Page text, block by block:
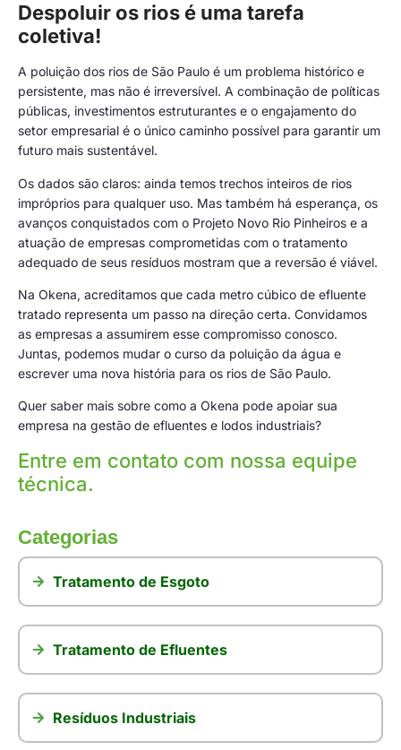
Despoluir os rios é uma tarefa
coletiva!
A poluição dos rios de São Paulo é um problema histórico e
persistente, mas não é irreversível. A combinação de políticas
públicas, investimentos estruturantes e o engajamento do
setor empresarial é o único caminho possível para garantir um
futuro mais sustentável.
Os dados são claros: ainda temos trechos inteiros de rios
impróprios para qualquer uso. Mas também há esperança, os
avanços conquistados com o Projeto Novo Rio Pinheiros e a
atuação de empresas comprometidas com o tratamento
adequado de seus resíduos mostram que a reversão é viável.
Na Okena, acreditamos que cada metro cúbico de efluente
tratado representa um passo na direção certa. Convidamos
as empresas a assumirem esse compromisso conosco.
Juntas, podemos mudar o curso da poluição da água e
escrever uma nova história para os rios de São Paulo.
Quer saber mais sobre como a Okena pode apoiar sua
empresa na gestão de efluentes e lodos industriais?
Entre em contato com nossa equipe
técnica.
Categorias
Tratamento de Esgoto
Tratamento de Efluentes
Resíduos Industriais